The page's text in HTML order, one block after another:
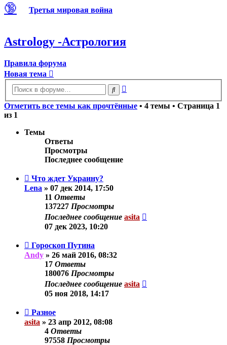
🔞 Третья мировая война
Astrology -Астрология
Правила форума
Новая тема
Поиск
Отметить все темы как прочтённые • 4 темы • Страница 1
из 1
Темы
Ответы
Просмотры
Последнее сообщение
Что ждет Украину?
Lena » 07 дек 2014, 17:50
11 Ответы
137227 Просмотры
Последнее сообщение asita
07 дек 2023, 10:20
Гороскоп Путина
Andy » 26 май 2016, 08:32
17 Ответы
180076 Просмотры
Последнее сообщение asita
05 ноя 2018, 14:17
Разное
asita » 23 апр 2012, 08:08
4 Ответы
97558 Просмотры